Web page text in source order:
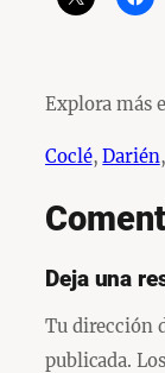
Explora más
Coclé, Darién,
Deja una
Tu dirección
publicada.